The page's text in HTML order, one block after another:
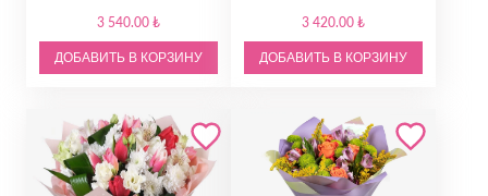
3 540.00 ₺
ДОБАВИТЬ В КОРЗИНУ
3 420.00 ₺
ДОБАВИТЬ В КОРЗИНУ